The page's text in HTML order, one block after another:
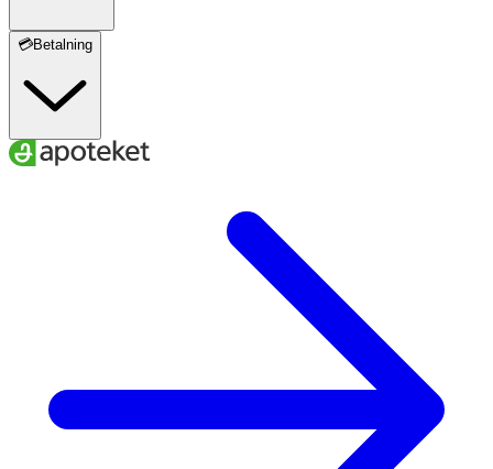
Galactomyces Ferment Filtrate, Bifida Ferment Lysate.
💳Betalning